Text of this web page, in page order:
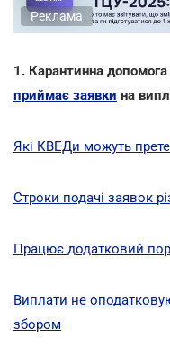
Реклама
1. Карантинна допомога
приймає заявки на
Які КВЕДи можуть
Строки подачі заявок
Працює додатковий
Виплати не
збором